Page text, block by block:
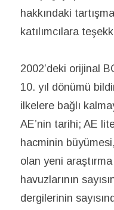
hakkındaki
katılımcılara
2002’deki orijinal
10. yıl dönümü
ilkelere bağlı
AE’nin tarihi; AE
hacminin
olan yeni
havuzlarının
dergilerinin